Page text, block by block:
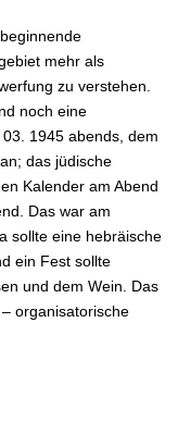
mehr als
zu verstehen.
noch eine
1945 abends, dem
das jüdische
Kalender am Abend
Das war am
sollte eine hebräische
ein Fest sollte
und dem Wein. Das
organisatorische